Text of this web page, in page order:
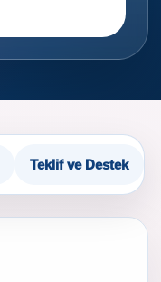
Teklif ve Destek